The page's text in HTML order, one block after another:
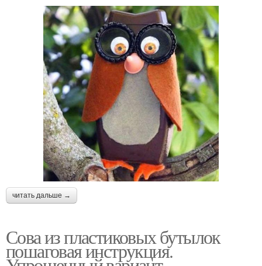
читать дальше →
Сова из пластиковых бутылок
пошаговая инструкция.